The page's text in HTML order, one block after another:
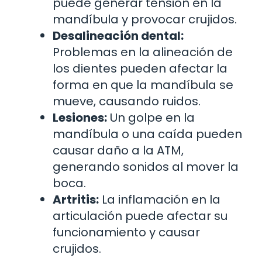
mandíbula y provocar crujidos.
Desalineación dental:
Problemas en la alineación de
los dientes pueden afectar la
forma en que la mandíbula se
mueve, causando ruidos.
Lesiones: Un golpe en la
mandíbula o una caída pueden
causar daño a la ATM,
generando sonidos al mover la
boca.
Artritis: La inflamación en la
articulación puede afectar su
funcionamiento y causar
crujidos.